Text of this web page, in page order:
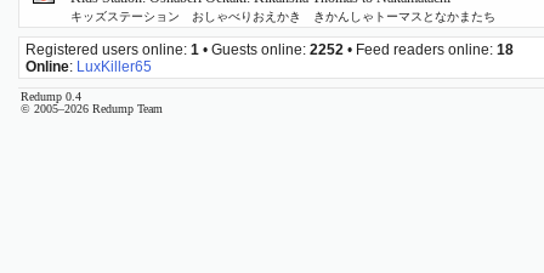
キッズステーション おしゃべりおえかき きかんしゃトーマスとなかまたち
Registered users online: 1 • Guests online: 2252 • Feed readers online: 18
Online: LuxKiller65
Redump 0.4
© 2005–2026 Redump Team